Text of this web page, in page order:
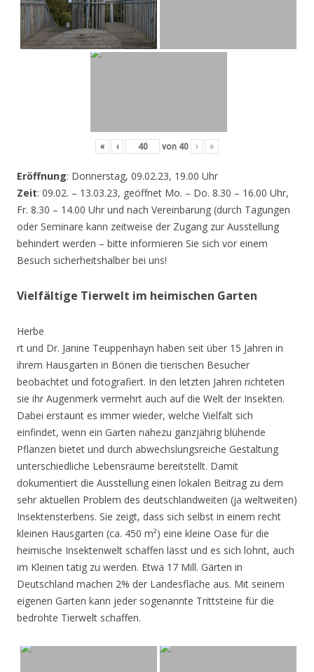
« ‹ von 40 › »
Eröffnung: Donnerstag, 09.02.23, 19.00 Uhr
Zeit: 09.02. – 13.03.23, geöffnet Mo. – Do. 8.30 – 16.00 Uhr,
Fr. 8.30 – 14.00 Uhr und nach Vereinbarung (durch Tagungen
oder Seminare kann zeitweise der Zugang zur Ausstellung
behindert werden – bitte informieren Sie sich vor einem
Besuch sicherheitshalber bei uns!
Vielfältige Tierwelt im heimischen Garten
Herbe
rt und Dr. Janine Teuppenhayn haben seit über 15 Jahren in
ihrem Hausgarten in Bönen die tierischen Besucher
beobachtet und fotografiert. In den letzten Jahren richteten
sie ihr Augenmerk vermehrt auch auf die Welt der Insekten.
Dabei erstaunt es immer wieder, welche Vielfalt sich
einfindet, wenn ein Garten nahezu ganzjährig blühende
Pflanzen bietet und durch abwechslungsreiche Gestaltung
unterschiedliche Lebensräume bereitstellt. Damit
dokumentiert die Ausstellung einen lokalen Beitrag zu dem
sehr aktuellen Problem des deutschlandweiten (ja weltweiten)
Insektensterbens. Sie zeigt, dass sich selbst in einem recht
kleinen Hausgarten (ca. 450 m²) eine kleine Oase für die
heimische Insektenwelt schaffen lässt und es sich lohnt, auch
im Kleinen tätig zu werden. Etwa 17 Mill. Gärten in
Deutschland machen 2% der Landesfläche aus. Mit seinem
eigenen Garten kann jeder sogenannte Trittsteine für die
bedrohte Tierwelt schaffen.